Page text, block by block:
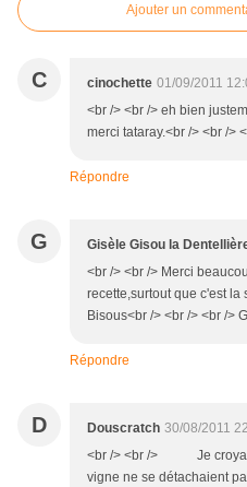
Ajouter un
C cinochette 01/09/2011
<br /> <br /> eh bien
merci tataray.<br /> <br />
Répondre
G Gisèle Gisou la
<br /> <br /> Merci
recette,surtout que c'est la
Bisous<br /> <br /> <br />
Répondre
D Douscratch 30/08/2011
<br /> <br /> Je croyais
vigne ne se détachaient